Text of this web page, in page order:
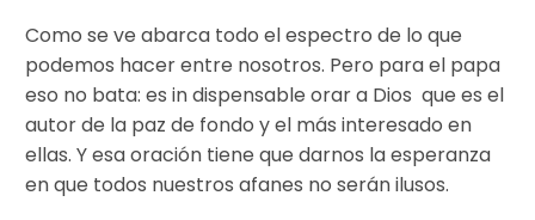
Como se ve abarca todo el espectro de lo que
podemos hacer entre nosotros. Pero para el papa
eso no bata: es in dispensable orar a Dios que es el
autor de la paz de fondo y el más interesado en
ellas. Y esa oración tiene que darnos la esperanza
en que todos nuestros afanes no serán ilusos.